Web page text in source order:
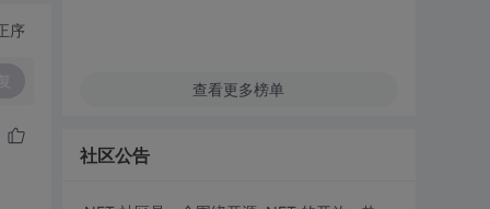
序
查看更多榜单
社区公告